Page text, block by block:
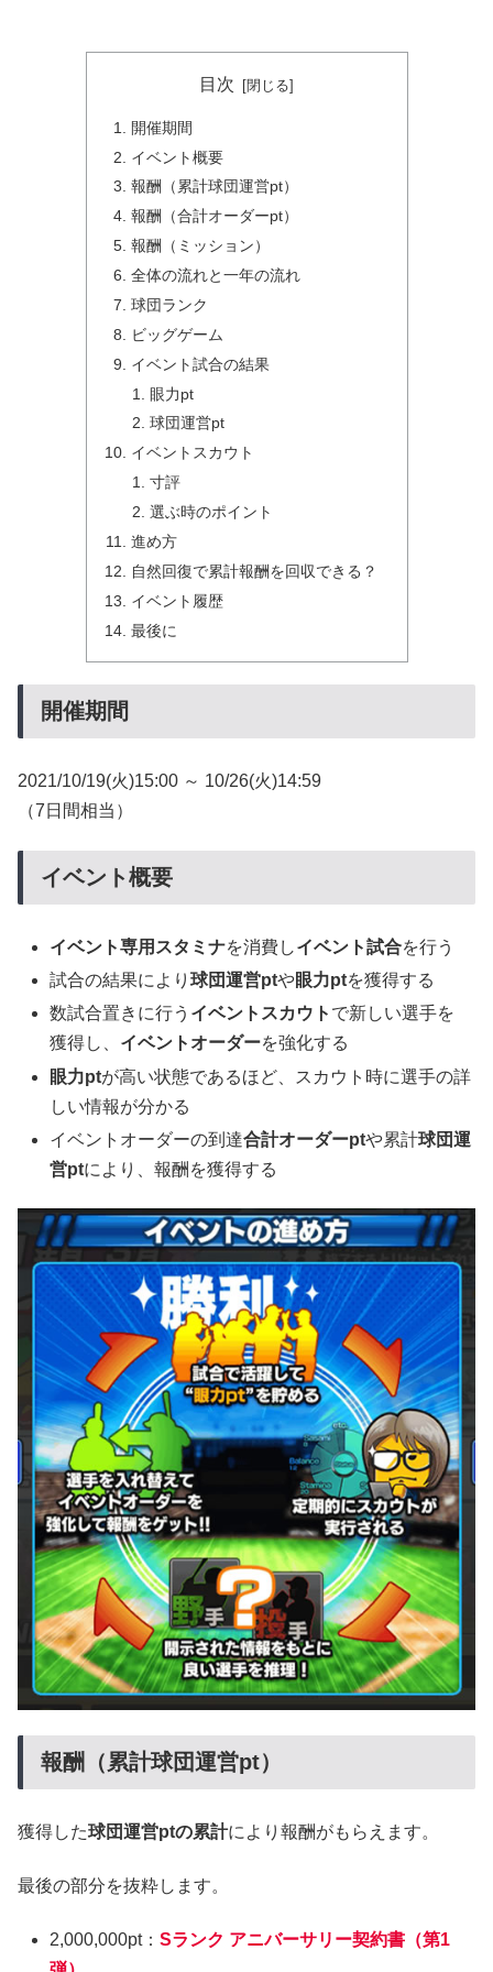
目次
開催期間
イベント概要
報酬（累計球団運営pt）
報酬（合計オーダーpt）
報酬（ミッション）
全体の流れと一年の流れ
球団ランク
ビッグゲーム
イベント試合の結果
眼力pt
球団運営pt
イベントスカウト
寸評
選ぶ時のポイント
進め方
自然回復で累計報酬を回収できる？
イベント履歴
最後に
開催期間
2021/10/19(火)15:00 ～ 10/26(火)14:59
（7日間相当）
イベント概要
イベント専用スタミナを消費しイベント試合を行う
試合の結果により球団運営ptや眼力ptを獲得する
数試合置きに行う イベントスカウト で新しい選手を
獲得し、 イベントオーダーを強化する
眼力ptが高い状態であるほど、スカウト時に選手の詳
しい情報が分かる
イベントオーダーの到達合計オーダーptや累計球団運
営ptにより、報酬を獲得する
報酬（累計球団運営pt）
獲得した球団運営ptの累計により報酬がもらえます。
最後の部分を抜粋します。
2,000,000pt：Sランク アニバーサリー契約書（第1